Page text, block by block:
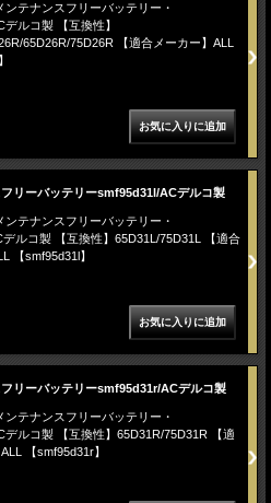
ンテナンスフリーバッテリー・
ルコ製 【互換性】
65D26R/75D26R 【適合メーカー】ALL
フリーバッテリーsmf95d31l/ACデルコ製
ンテナンスフリーバッテリー・
デルコ製 【互換性】65D31L/75D31L 【適合
【smf95d31l】
フリーバッテリーsmf95d31r/ACデルコ製
ンテナンスフリーバッテリー・
デルコ製 【互換性】65D31R/75D31R 【適
【smf95d31r】